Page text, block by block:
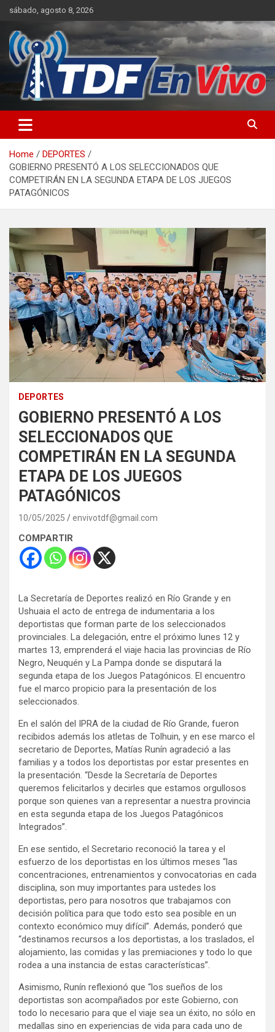
Skip
content
sábado, agosto 8, 2026
Home
DEPORTES
GOBIERNO PRESENTÓ A LOS SELECCIONADOS QUE
COMPETIRÁN EN LA SEGUNDA ETAPA DE LOS JUEGOS
PATAGÓNICOS
DEPORTES
GOBIERNO PRESENTÓ A LOS
SELECCIONADOS QUE
COMPETIRÁN EN LA SEGUNDA
ETAPA DE LOS JUEGOS
PATAGÓNICOS
10/05/2025 envivotdf@gmail.com
COMPARTIR
La Secretaría de Deportes realizó en Río Grande y en
Ushuaia el acto de entrega de indumentaria a los
deportistas que forman parte de los seleccionados
provinciales. La delegación, entre el próximo lunes 12 y
martes 13, emprenderá el viaje hacia las provincias de Río
Negro, Neuquén y La Pampa donde se disputará la
segunda etapa de los Juegos Patagónicos. El encuentro
fue el marco propicio para la presentación de los
seleccionados.
En el salón del IPRA de la ciudad de Río Grande, fueron
recibidos además los atletas de Tolhuin, y en ese marco el
secretario de Deportes, Matías Runín agradeció a las
familias y a todos los deportistas por estar presentes en
la presentación. “Desde la Secretaría de Deportes
queremos felicitarlos y decirles que estamos orgullosos
porque son quienes van a representar a nuestra provincia
en esta segunda etapa de los Juegos Patagónicos
Integrados”.
En ese sentido, el Secretario reconoció la tarea y el
esfuerzo de los deportistas en los últimos meses “las
concentraciones, entrenamientos y convocatorias en cada
disciplina, son muy importantes para ustedes los
deportistas, pero para nosotros que trabajamos con
decisión política para que todo esto sea posible en un
contexto económico muy difícil”. Además, ponderó que
“destinamos recursos a los deportistas, a los traslados, el
alojamiento, las comidas y las premiaciones y todo lo que
rodea a una instancia de estas características”.
Asimismo, Runín reflexionó que “los sueños de los
deportistas son acompañados por este Gobierno, con
todo lo necesario para que el viaje sea un éxito, no sólo en
medallas sino en experiencias de vida para cada uno de